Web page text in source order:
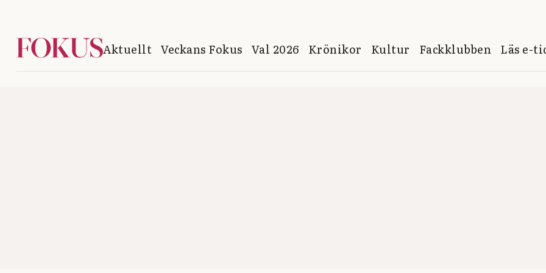
Aktuellt Veckans Fokus Val 2026 Krönikor Kultur Fackklubben Läs e-